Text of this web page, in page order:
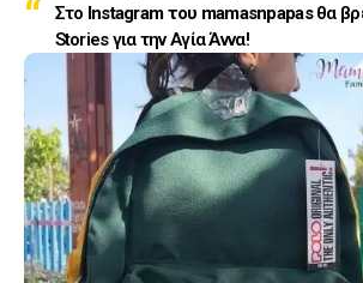
Στο Instagram του mamasnpapasθα
Stories για την Αγία Άννα!